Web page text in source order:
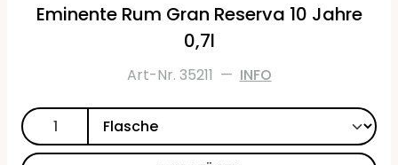
Eminente Rum Gran Reserva 10 Jahre
0,7l
Art-Nr. 35211 — INFO